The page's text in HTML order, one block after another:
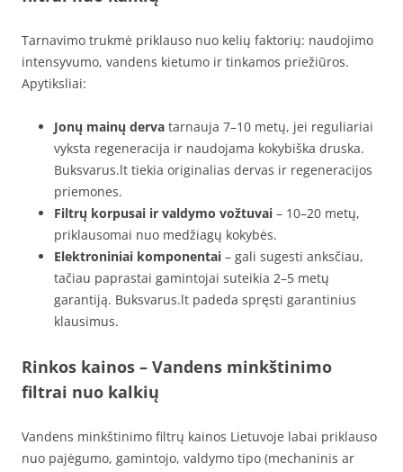
Tarnavimo trukmė priklauso nuo kelių faktorių: naudojimo
intensyvumo, vandens kietumo ir tinkamos priežiūros.
Apytiksliai:
Jonų mainų derva tarnauja 7–10 metų, jei reguliariai
vyksta regeneracija ir naudojama kokybiška druska.
Buksvarus.lt tiekia originalias dervas ir regeneracijos
priemones.
Filtrų korpusai ir valdymo vožtuvai – 10–20 metų,
priklausomai nuo medžiagų kokybės.
Elektroniniai komponentai – gali sugesti anksčiau,
tačiau paprastai gamintojai suteikia 2–5 metų
garantiją. Buksvarus.lt padeda spręsti garantinius
klausimus.
Rinkos kainos – Vandens minkštinimo
filtrai nuo kalkių
Vandens minkštinimo filtrų kainos Lietuvoje labai priklauso
nuo pajėgumo, gamintojo, valdymo tipo (mechaninis ar